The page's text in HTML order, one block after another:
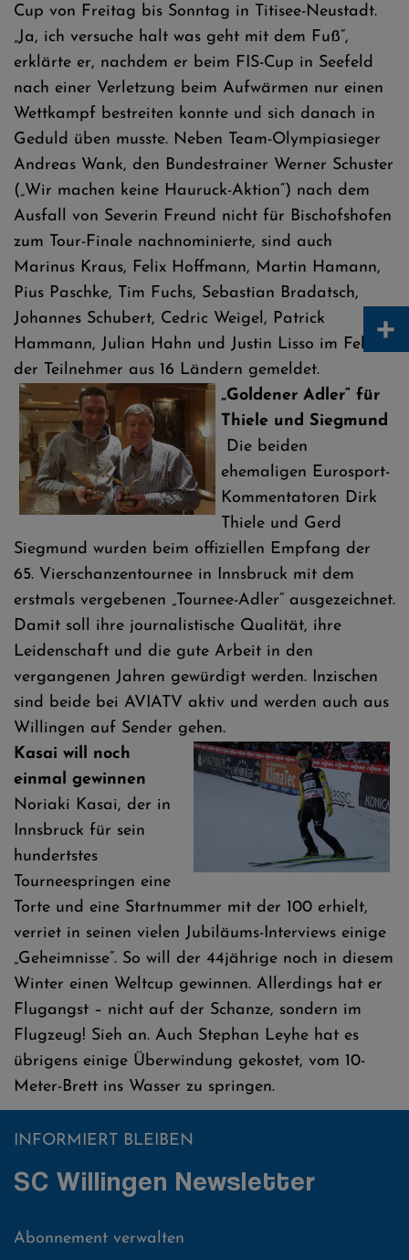
Cup von Freitag bis Sonntag in Titisee-Neustadt.
„Ja, ich versuche halt was geht mit dem Fuß“,
erklärte er, nachdem er beim FIS-Cup in Seefeld
nach einer Verletzung beim Aufwärmen nur einen
Wettkampf bestreiten konnte und sich danach in
Geduld üben musste. Neben Team-Olympiasieger
Andreas Wank, den Bundestrainer Werner Schuster
(„Wir machen keine Hauruck-Aktion“) nach dem
Ausfall von Severin Freund nicht für Bischofshofen
zum Tour-Finale nachnominierte, sind auch
Marinus Kraus, Felix Hoffmann, Martin Hamann,
Pius Paschke, Tim Fuchs, Sebastian Bradatsch,
Johannes Schubert, Cedric Weigel, Patrick
Hammann, Julian Hahn und Justin Lisso im Feld
der Teilnehmer aus 16 Ländern gemeldet.
„Goldener Adler“ für
Thiele und Siegmund
Die beiden
ehemaligen Eurosport-
Kommentatoren Dirk
Thiele und Gerd
Siegmund wurden beim offiziellen Empfang der
65. Vierschanzentournee in Innsbruck mit dem
erstmals vergebenen „Tournee-Adler“ ausgezeichnet.
Damit soll ihre journalistische Qualität, ihre
Leidenschaft und die gute Arbeit in den
vergangenen Jahren gewürdigt werden. Inzischen
sind beide bei AVIATV aktiv und werden auch aus
Willingen auf Sender gehen.
Kasai will noch
einmal gewinnen
Noriaki Kasai, der in
Innsbruck für sein
hundertstes
Tourneespringen eine
Torte und eine Startnummer mit der 100 erhielt,
verriet in seinen vielen Jubiläums-Interviews einige
„Geheimnisse“. So will der 44jährige noch in diesem
Winter einen Weltcup gewinnen. Allerdings hat er
Flugangst – nicht auf der Schanze, sondern im
Flugzeug! Sieh an. Auch Stephan Leyhe hat es
übrigens einige Überwindung gekostet, vom 10-
Meter-Brett ins Wasser zu springen.
INFORMIERT BLEIBEN
SC Willingen Newsletter
Abonnement verwalten
+